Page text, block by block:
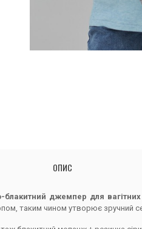
ОПИС
блакитний джемпер для
таким чином утворює зручний